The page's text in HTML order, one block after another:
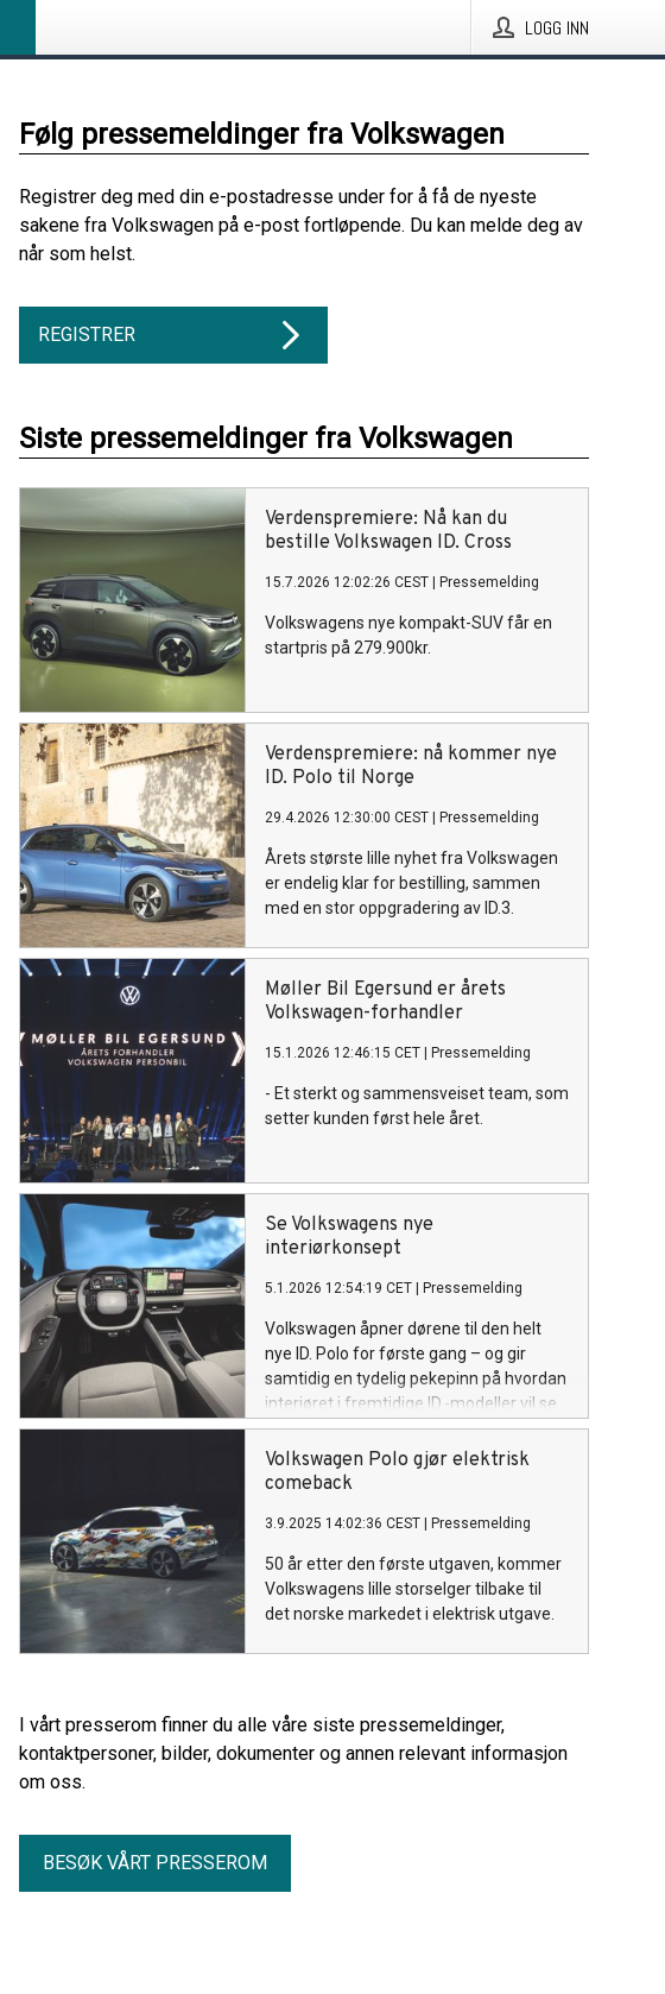
LOGG INN
Følg pressemeldinger fra Volkswagen
Registrer deg med din e-postadresse under for å få de nyeste
sakene fra Volkswagen på e-post fortløpende. Du kan melde deg av
når som helst.
REGISTRER
Siste pressemeldinger fra Volkswagen
Verdenspremiere: Nå kan du
bestille Volkswagen ID. Cross
15.7.2026 12:02:26 CEST Pressemelding
Volkswagens nye kompakt-SUV får en
startpris på 279.900kr.
Verdenspremiere: nå kommer nye
ID. Polo til Norge
29.4.2026 12:30:00 CEST Pressemelding
Årets største lille nyhet fra Volkswagen
er endelig klar for bestilling, sammen
med en stor oppgradering av ID.3.
Møller Bil Egersund er årets
Volkswagen-forhandler
15.1.2026 12:46:15 CET Pressemelding
- Et sterkt og sammensveiset team, som
setter kunden først hele året.
Se Volkswagens nye
interiørkonsept
5.1.2026 12:54:19 CET Pressemelding
Volkswagen åpner dørene til den helt
nye ID. Polo for første gang – og gir
samtidig en tydelig pekepinn på hvordan
interiøret i fremtidige ID.-modeller vil se
ut.
Volkswagen Polo gjør elektrisk
comeback
3.9.2025 14:02:36 CEST Pressemelding
50 år etter den første utgaven, kommer
Volkswagens lille storselger tilbake til
det norske markedet i elektrisk utgave.
I vårt presserom finner du alle våre siste pressemeldinger,
kontaktpersoner, bilder, dokumenter og annen relevant informasjon
om oss.
BESØK VÅRT PRESSEROM